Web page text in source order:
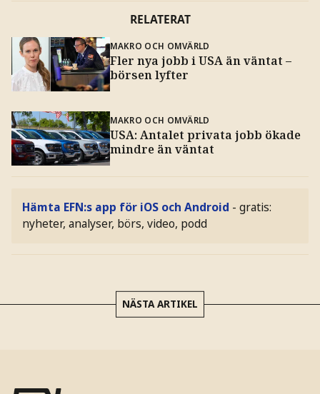
RELATERAT
MAKRO OCH OMVÄRLD
Fler nya jobb i USA än väntat –
börsen lyfter
MAKRO OCH OMVÄRLD
USA: Antalet privata jobb ökade
mindre än väntat
Hämta EFN:s app för iOS och Android - gratis:
nyheter, analyser, börs, video, podd
NÄSTA ARTIKEL